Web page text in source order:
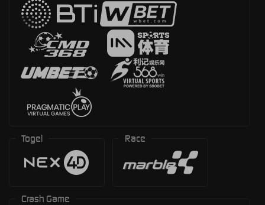
Togel Race
Crash Game